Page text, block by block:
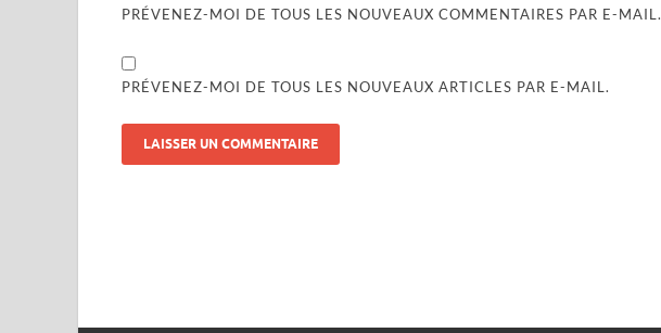
PRÉVENEZ-MOI DE TOUS LES NOUVEAUX COMMENTAIRES PAR E-MAIL.
PRÉVENEZ-MOI DE TOUS LES NOUVEAUX ARTICLES PAR E-MAIL.